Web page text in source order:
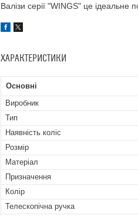
Валізи серії "WINGS" це ідеальне
ХАРАКТЕРИСТИКИ
Основні
Виробник
Тип
Наявність коліс
Розмір
Матеріал
Призначення
Колір
Телескопічна ручка